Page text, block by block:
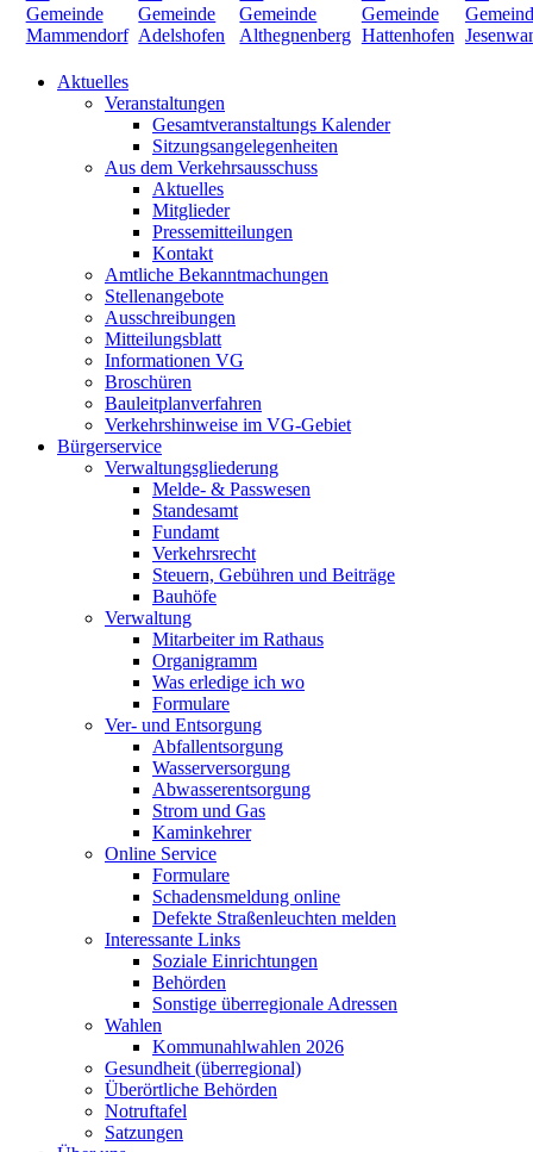
Aktuelles
Veranstaltungen
Gesamtveranstaltungs Kalender
Sitzungsangelegenheiten
Aus dem Verkehrsausschuss
Aktuelles
Mitglieder
Pressemitteilungen
Kontakt
Amtliche Bekanntmachungen
Stellenangebote
Ausschreibungen
Mitteilungsblatt
Informationen VG
Broschüren
Bauleitplanverfahren
Verkehrshinweise im VG-Gebiet
Bürgerservice
Verwaltungsgliederung
Melde- & Passwesen
Standesamt
Fundamt
Verkehrsrecht
Steuern, Gebühren und Beiträge
Bauhöfe
Verwaltung
Mitarbeiter im Rathaus
Organigramm
Was erledige ich wo
Formulare
Ver- und Entsorgung
Abfallentsorgung
Wasserversorgung
Abwasserentsorgung
Strom und Gas
Kaminkehrer
Online Service
Formulare
Schadensmeldung online
Defekte Straßenleuchten melden
Interessante Links
Soziale Einrichtungen
Behörden
Sonstige überregionale Adressen
Wahlen
Kommunahlwahlen 2026
Gesundheit (überregional)
Überörtliche Behörden
Notruftafel
Satzungen